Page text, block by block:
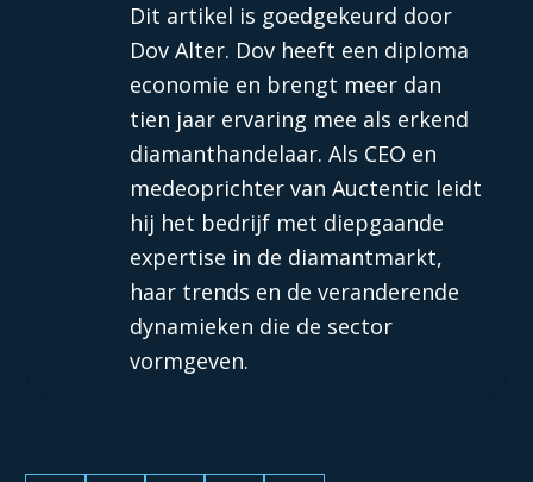
Dit artikel is goedgekeurd door
Dov Alter. Dov heeft een diploma
economie en brengt meer dan
tien jaar ervaring mee als erkend
diamant­handelaar. Als CEO en
medeoprichter van Auctentic leidt
hij het bedrijf met diepgaande
expertise in de diamantmarkt,
haar trends en de veranderende
dynamieken die de sector
vormgeven.